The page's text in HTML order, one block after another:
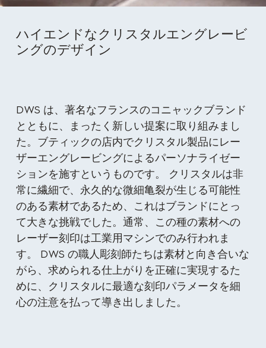
ハイエンドなクリスタルエングレービ
ングのデザイン
DWS は、著名なフランスのコニャックブランド
とともに、まったく新しい提案に取り組みまし
た。ブティックの店内でクリスタル製品にレー
ザーエングレービングによるパーソナライゼー
ションを施すというものです。 クリスタルは非
常に繊細で、永久的な微細亀裂が生じる可能性
のある素材であるため、これはブランドにとっ
て大きな挑戦でした。通常、この種の素材への
レーザー刻印は工業用マシンでのみ行われま
す。 DWS の職人彫刻師たちは素材と向き合いな
がら、求められる仕上がりを正確に実現するた
めに、クリスタルに最適な刻印パラメータを細
心の注意を払って導き出しました。